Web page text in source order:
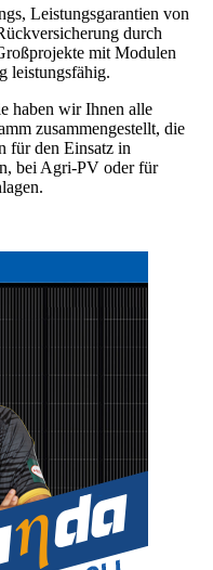
Leistungsgarantien von
durch
mit Modulen
leistungsfähig.
haben wir Ihnen alle
zusammengestellt, die
für den Einsatz in
bei Agri-PV oder für